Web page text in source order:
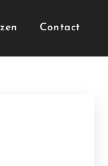
Contact